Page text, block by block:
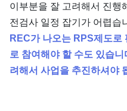
이부분을 잘 고려해서 진행
전검사 일정 잡기가 어렵습
REC가 나오는 RPS제도로
로 참여해야 할 수도 있습
려해서 사업을 추진하셔야